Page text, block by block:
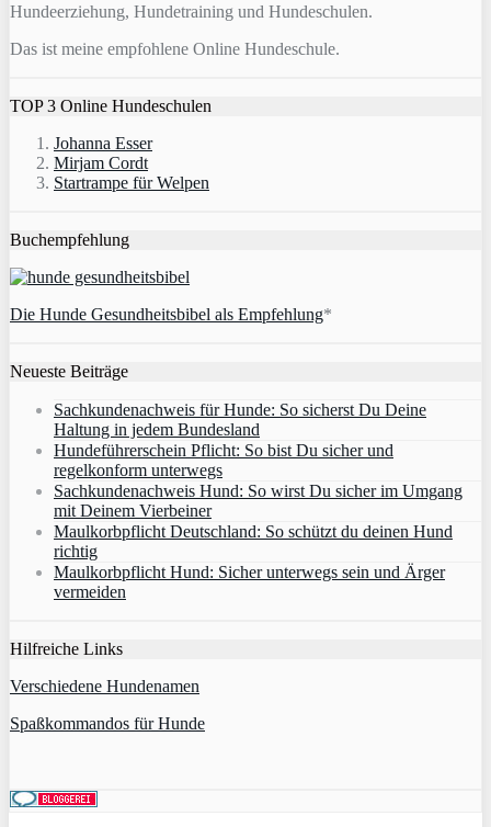
Hundeerziehung, Hundetraining und Hundeschulen.
Das ist meine empfohlene Online Hundeschule.
TOP 3 Online Hundeschulen
Johanna Esser
Mirjam Cordt
Startrampe für Welpen
Buchempfehlung
Die Hunde Gesundheitsbibel als Empfehlung*
Neueste Beiträge
Sachkundenachweis für Hunde: So sicherst Du Deine
Haltung in jedem Bundesland
Hundeführerschein Pflicht: So bist Du sicher und
regelkonform unterwegs
Sachkundenachweis Hund: So wirst Du sicher im Umgang
mit Deinem Vierbeiner
Maulkorbpflicht Deutschland: So schützt du deinen Hund
richtig
Maulkorbpflicht Hund: Sicher unterwegs sein und Ärger
vermeiden
Hilfreiche Links
Verschiedene Hundenamen
Spaßkommandos für Hunde